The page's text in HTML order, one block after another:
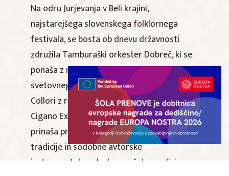
Na odru Jurjevanja v Beli krajini,
najstarejšega slovenskega folklornega
festivala, se bosta ob dnevu državnosti
združila Tamburaški orkester Dobreč, ki se
ponaša z naslovom večkratnega
svetovnega prvaka, ter priznani kitarist Teo
Collori z razširjeno zasedbo Momento
Cigano Extended. Ta vrhunski projekt
prinaša preplet bogate tamburaške
tradicije in sodobne avtorske
instrumentalne glasbe, prežete z vplivi